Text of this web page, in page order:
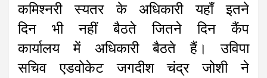
कमिश्नरी स्यतर के अधिकारी यहाँ इतने
दिन भी नहीं बैठते जितने दिन कैंप
कार्यालय में अधिकारी बैठते हैं। उविपा
सचिव एडवोकेट जगदीश चंद्र जोशी ने